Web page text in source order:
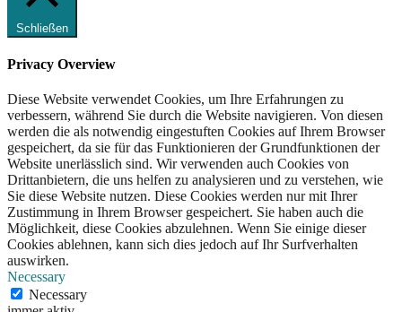
Schließen
Privacy Overview
Diese Website verwendet Cookies, um Ihre Erfahrungen zu
verbessern, während Sie durch die Website navigieren. Von diesen
werden die als notwendig eingestuften Cookies auf Ihrem Browser
gespeichert, da sie für das Funktionieren der Grundfunktionen der
Website unerlässlich sind. Wir verwenden auch Cookies von
Drittanbietern, die uns helfen zu analysieren und zu verstehen, wie
Sie diese Website nutzen. Diese Cookies werden nur mit Ihrer
Zustimmung in Ihrem Browser gespeichert. Sie haben auch die
Möglichkeit, diese Cookies abzulehnen. Wenn Sie einige dieser
Cookies ablehnen, kann sich dies jedoch auf Ihr Surfverhalten
auswirken.
Necessary
Necessary